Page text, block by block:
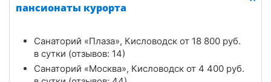
пансионаты курорта
Санаторий «Плаза», Кисловодск от 18 800 руб.
в сутки (отзывов: 14)
Санаторий «Москва», Кисловодск от 4 400 руб.